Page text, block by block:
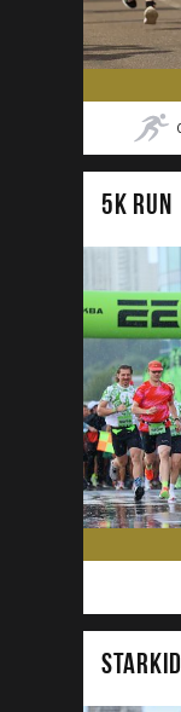
5К RUN